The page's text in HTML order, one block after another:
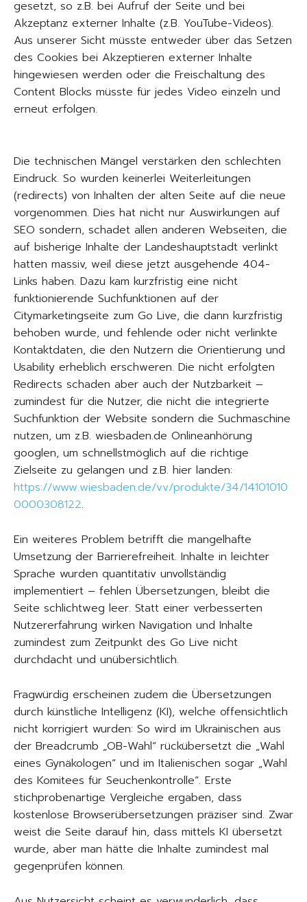
gesetzt, so z.B. bei Aufruf der Seite und bei
Akzeptanz externer Inhalte (z.B. YouTube-Videos).
Aus unserer Sicht müsste entweder über das Setzen
des Cookies bei Akzeptieren externer Inhalte
hingewiesen werden oder die Freischaltung des
Content Blocks müsste für jedes Video einzeln und
erneut erfolgen.
Die technischen Mängel verstärken den schlechten
Eindruck. So wurden keinerlei Weiterleitungen
(redirects) von Inhalten der alten Seite auf die neue
vorgenommen. Dies hat nicht nur Auswirkungen auf
SEO sondern, schadet allen anderen Webseiten, die
auf bisherige Inhalte der Landeshauptstadt verlinkt
hatten massiv, weil diese jetzt ausgehende 404-
Links haben. Dazu kam kurzfristig eine nicht
funktionierende Suchfunktionen auf der
Citymarketingseite zum Go Live, die dann kurzfristig
behoben wurde, und fehlende oder nicht verlinkte
Kontaktdaten, die den Nutzern die Orientierung und
Usability erheblich erschweren. Die nicht erfolgten
Redirects schaden aber auch der Nutzbarkeit –
zumindest für die Nutzer, die nicht die integrierte
Suchfunktion der Website sondern die Suchmaschine
nutzen, um z.B. wiesbaden.de Onlineanhörung
googlen, um schnellstmöglich auf die richtige
Zielseite zu gelangen und z.B. hier landen:
https://www.wiesbaden.de/vv/produkte/34/14101010
0000308122.
Ein weiteres Problem betrifft die mangelhafte
Umsetzung der Barrierefreiheit. Inhalte in leichter
Sprache wurden quantitativ unvollständig
implementiert – fehlen Übersetzungen, bleibt die
Seite schlichtweg leer. Statt einer verbesserten
Nutzererfahrung wirken Navigation und Inhalte
zumindest zum Zeitpunkt des Go Live nicht
durchdacht und unübersichtlich.
Fragwürdig erscheinen zudem die Übersetzungen
durch künstliche Intelligenz (KI), welche offensichtlich
nicht korrigiert wurden: So wird im Ukrainischen aus
der Breadcrumb „OB-Wahl“ rückübersetzt die „Wahl
eines Gynäkologen“ und im Italienischen sogar „Wahl
des Komitees für Seuchenkontrolle“. Erste
stichprobenartige Vergleiche ergaben, dass
kostenlose Browserübersetzungen präziser sind. Zwar
weist die Seite darauf hin, dass mittels KI übersetzt
wurde, aber man hätte die Inhalte zumindest mal
gegenprüfen können.